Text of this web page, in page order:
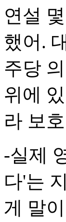
연설
했어.
주당
위에
라 보
-실제
다'는
게 말